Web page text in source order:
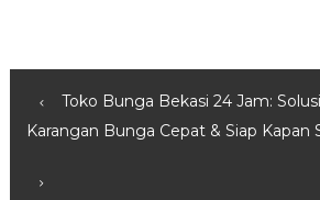
a
Toko Bunga Bekasi 24 Jam:
Karangan Bunga Cepat & Siap Kapan